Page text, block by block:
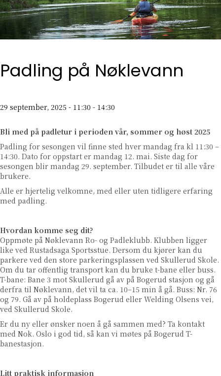
Padling på Nøklevann
29 september, 2025 - 11:30 - 14:30
Bli med på padletur i perioden vår, sommer og høst 2025
Padling for sesongen vil finne sted hver mandag fra kl 11:30 –
14:30. Dato for oppstart er mandag 12. mai. Siste dag for
sesongen blir mandag 29. september. Tilbudet er til alle våre
brukere.
Alle er hjertelig velkomne, med eller uten tidligere erfaring
med padling.
Hvordan komme seg dit?
Oppmøte på Nøklevann Ro- og Padleklubb. Klubben ligger
like ved Rustadsaga Sportsstue. Dersom du kjører kan du
parkere ved den store parkeringsplassen ved Skullerud Skole.
Om du tar offentlig transport kan du bruke t-bane eller buss.
T-bane: Bane 3 mot Skullerud gå av på Bogerud stasjon og gå
derfra til Nøklevann, det vil ta ca. 10–15 min å gå. Buss: Nr. 76
og 79. Gå av på holdeplass Bogerud eller Welding Olsens vei,
ved Skullerud Skole.
Er du ny eller ønsker noen å gå sammen med? Ta kontakt
med Nok. Oslo i god tid, så kan vi møtes på Bogerud T-
banestasjon.
Litt praktisk informasjon